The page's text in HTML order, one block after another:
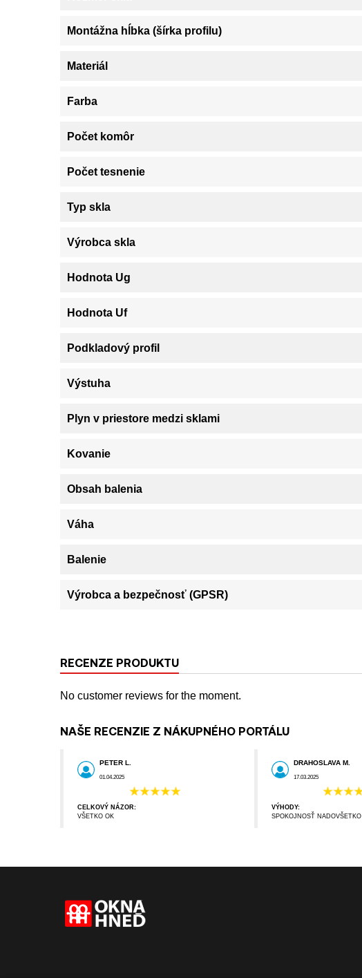
Montážna hĺbka (šírka profilu)
Materiál
Farba
Počet komôr
Počet tesnenie
Typ skla
Výrobca skla
Hodnota Ug
Hodnota Uf
Podkladový profil
Výstuha
Plyn v priestore medzi sklami
Kovanie
Obsah balenia
Váha
Balenie
Výrobca a bezpečnosť (GPSR)
RECENZE PRODUKTU
No customer reviews for the moment.
NAŠE RECENZIE Z NÁKUPNÉHO PORTÁLU
PETER L.
01.04.2025
CELKOVÝ NÁZOR:
VŠETKO OK
DRAHOSLAVA M.
17.03.2025
VÝHODY:
SPOKOJNOSŤ NADOVŠETKO